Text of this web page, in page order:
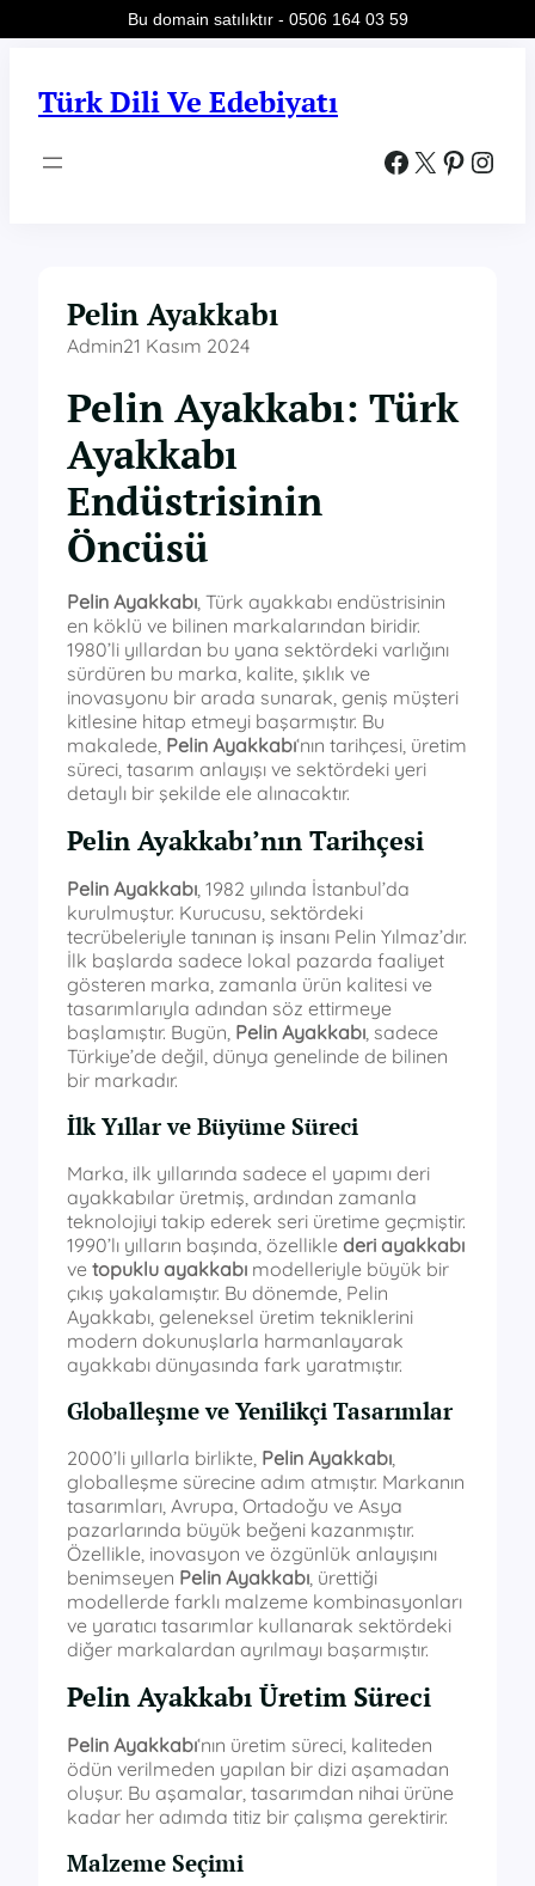
Türk Dili Ve Edebiyatı
Facebook X Pinterest Instagram
Pelin Ayakkabı
Admin21 Kasım 2024
Pelin Ayakkabı: Türk
Ayakkabı
Endüstrisinin
Öncüsü
Pelin Ayakkabı , Türk ayakkabı endüstrisinin
en köklü ve bilinen markalarından biridir.
1980’li yıllardan bu yana sektördeki varlığını
sürdüren bu marka, kalite, şıklık ve
inovasyonu bir arada sunarak, geniş müşteri
kitlesine hitap etmeyi başarmıştır. Bu
makalede, Pelin Ayakkabı‘nın tarihçesi, üretim
süreci, tasarım anlayışı ve sektördeki yeri
detaylı bir şekilde ele alınacaktır.
Pelin Ayakkabı’nın Tarihçesi
Pelin Ayakkabı , 1982 yılında İstanbul’da
kurulmuştur. Kurucusu, sektördeki
tecrübeleriyle tanınan iş insanı Pelin Yılmaz’dır.
İlk başlarda sadece lokal pazarda faaliyet
gösteren marka, zamanla ürün kalitesi ve
tasarımlarıyla adından söz ettirmeye
başlamıştır. Bugün, Pelin Ayakkabı , sadece
Türkiye’de değil, dünya genelinde de bilinen
bir markadır.
İlk Yıllar ve Büyüme Süreci
Marka, ilk yıllarında sadece el yapımı deri
ayakkabılar üretmiş, ardından zamanla
teknolojiyi takip ederek seri üretime geçmiştir.
1990’lı yılların başında, özellikle deri ayakkabı
ve topuklu ayakkabı modelleriyle büyük bir
çıkış yakalamıştır. Bu dönemde, Pelin
Ayakkabı, geleneksel üretim tekniklerini
modern dokunuşlarla harmanlayarak
ayakkabı dünyasında fark yaratmıştır.
Globalleşme ve Yenilikçi Tasarımlar
2000’li yıllarla birlikte, Pelin Ayakkabı
globalleşme sürecine adım atmıştır. Markanın
tasarımları, Avrupa, Ortadoğu ve Asya
pazarlarında büyük beğeni kazanmıştır.
Özellikle, inovasyon ve özgünlük anlayışını
benimseyen Pelin Ayakkabı , ürettiği
modellerde farklı malzeme kombinasyonları
ve yaratıcı tasarımlar kullanarak sektördeki
diğer markalardan ayrılmayı başarmıştır.
Pelin Ayakkabı Üretim Süreci
Pelin Ayakkabı‘nın üretim süreci, kaliteden
ödün verilmeden yapılan bir dizi aşamadan
oluşur. Bu aşamalar, tasarımdan nihai ürüne
kadar her adımda titiz bir çalışma gerektirir.
Malzeme Seçimi
Bu domain satılıktır - 0506 164 03 59